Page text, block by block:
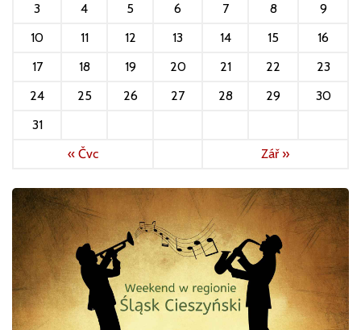
3
4 5 6 7 8
9
10
11 12 13 14 15
16
17
18 19 20 21 22
23
24
25 26 27 28 29
30
31
« Čvc
Zář »